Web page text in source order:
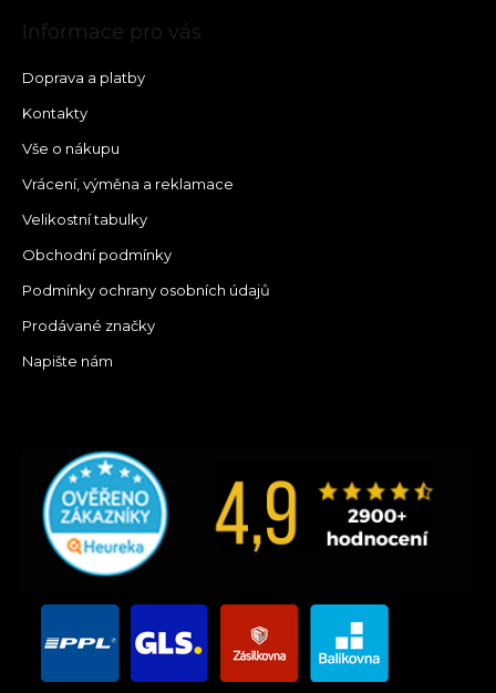
Informace pro vás
Doprava a platby
Kontakty
Vše o nákupu
Vrácení, výměna a reklamace
Velikostní tabulky
Obchodní podmínky
Podmínky ochrany osobních údajů
Prodávané značky
Napište nám